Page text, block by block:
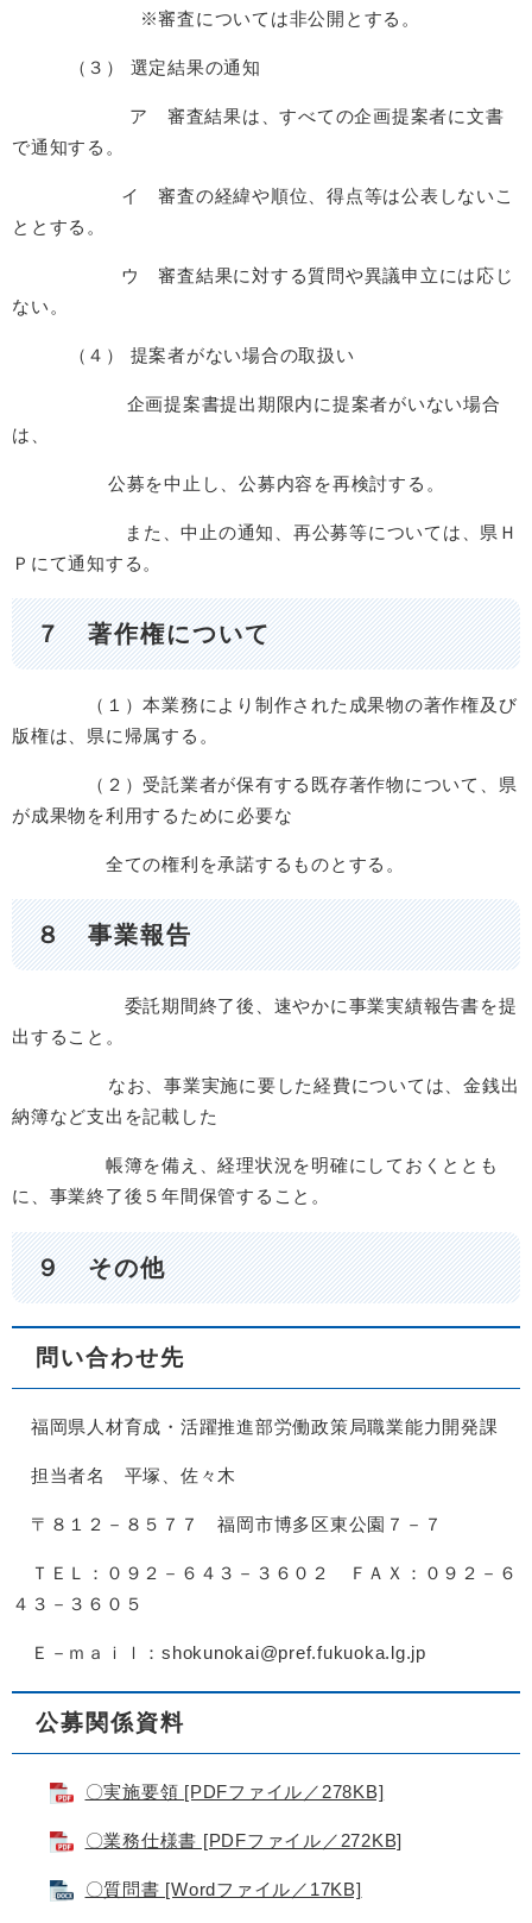
※審査については非公開とする。
（３） 選定結果の通知
ア 審査結果は、すべての企画提案者に文書
で通知する。
イ 審査の経緯や順位、得点等は公表しないこ
ととする。
ウ 審査結果に対する質問や異議申立には応じ
ない。
（４） 提案者がない場合の取扱い
企画提案書提出期限内に提案者がいない場合
は、
公募を中止し、公募内容を再検討する。
また、中止の通知、再公募等については、県Ｈ
Ｐにて通知する。
７ 著作権について
（１）本業務により制作された成果物の著作権及び
版権は、県に帰属する。
（２）受託業者が保有する既存著作物について、県
が成果物を利用するために必要な
全ての権利を承諾するものとする。
８ 事業報告
委託期間終了後、速やかに事業実績報告書を提
出すること。
なお、事業実施に要した経費については、金銭出
納簿など支出を記載した
帳簿を備え、経理状況を明確にしておくととも
に、事業終了後５年間保管すること。
９ その他
問い合わせ先
福岡県人材育成・活躍推進部労働政策局職業能力開発課
担当者名 平塚、佐々木
〒８１２－８５７７ 福岡市博多区東公園７－７
ＴＥＬ：０９２－６４３－３６０２ ＦＡＸ：０９２－６
４３－３６０５
Ｅ－ｍａｉｌ：shokunokai@pref.fukuoka.lg.jp
公募関係資料
〇実施要領 [PDFファイル／278KB]
〇業務仕様書 [PDFファイル／272KB]
〇質問書 [Wordファイル／17KB]